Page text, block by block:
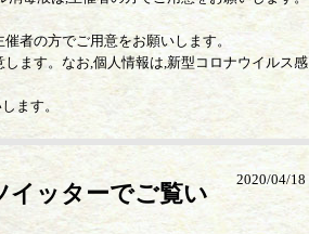
者の方でご用意をお願いします。
ます。なお,個人情報は,新型コロナウイルス感
ます。
2020/04/18
ッターでご覧い